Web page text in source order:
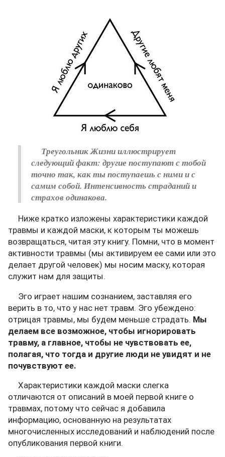
Треугольник Жизни иллюстрирует
следующий факт: другие поступают с тобой
точно так, как ты поступаешь с ними и с
самим собой. Интенсивность страданий и
страхов одинакова.
Ниже кратко изложены характеристики каждой
травмы и каждой маски, к которым ты можешь
возвращаться, читая эту книгу. Помни, что в момент
активности травмы (мы активируем ее сами или это
делает другой человек) мы носим маску, которая
служит нам для защиты.
Эго играет нашим сознанием, заставляя его
верить в то, что у нас нет травм. Эго убеждено:
отрицая травмы, мы будем меньше страдать. Мы
делаем все возможное, чтобы игнорировать
травму, а главное, чтобы не чувствовать ее,
полагая, что тогда и другие люди не увидят и не
почувствуют ее.
Характеристики каждой маски слегка
отличаются от описаний в моей первой книге о
травмах, потому что сейчас я добавила
информацию, основанную на результатах
многочисленных исследований и наблюдений после
опубликования первой книги.